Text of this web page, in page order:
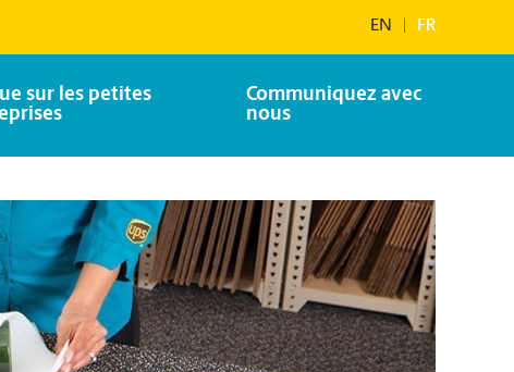
EN FR
sur les petites
Communiquez avec
nous